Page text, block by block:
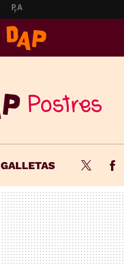
GALLETAS Twitter